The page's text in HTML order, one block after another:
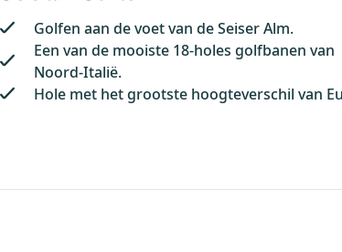
Golfen aan de voet van de Seiser Alm.
Een van de mooiste 18-holes golfbanen van
Noord-Italië.
Hole met het grootste hoogteverschil van